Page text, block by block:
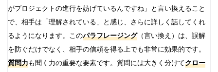
がプロジェクトの進行を妨げているんですね」と言い換えること
で、相手は「理解されている」と感じ、さらに詳しく話してくれ
るようになります。このパラフレージング（言い換え）は、誤解
を防ぐだけでなく、相手の信頼を得る上でも非常に効果的です。
質問力も聞く力の重要な要素です。質問には大きく分けてクロー